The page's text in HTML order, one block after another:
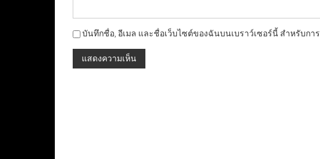
บันทึกชื่อ, อีเมล และชื่อเว็บไซต์ของฉันบนเบราว์เซอร์นี้ สำหรับกา